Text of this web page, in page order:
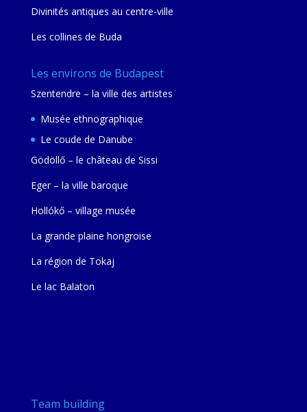
Divinités antiques au centre-ville
Les collines de Buda
Les environs de Budapest
Szentendre – la ville des artistes
Musée ethnographique
Le coude de Danube
Gödöllő – le château de Sissi
Eger – la ville baroque
Hollókő – village musée
La grande plaine hongroise
La région de Tokaj
Le lac Balaton
Team building